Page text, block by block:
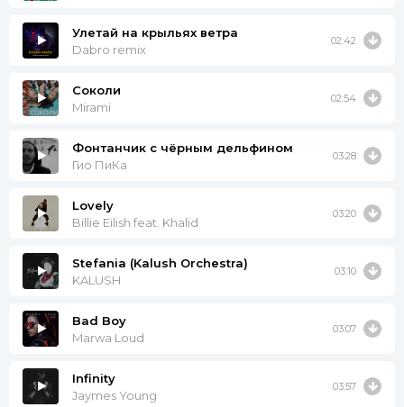
Улетай на крыльях ветра
Dabro remix
02:42
Соколи
Mirami
02:54
Фонтанчик с чёрным дельфином
Гио ПиКа
03:28
Lovely
Billie Eilish feat. Khalid
03:20
Stefania (Kalush Orchestra)
KALUSH
03:10
Bad Boy
Marwa Loud
03:07
Infinity
Jaymes Young
03:57